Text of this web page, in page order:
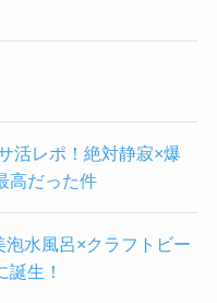
活レポ！絶対静寂×爆
高だった件
泡水風呂×クラフトビー
生！